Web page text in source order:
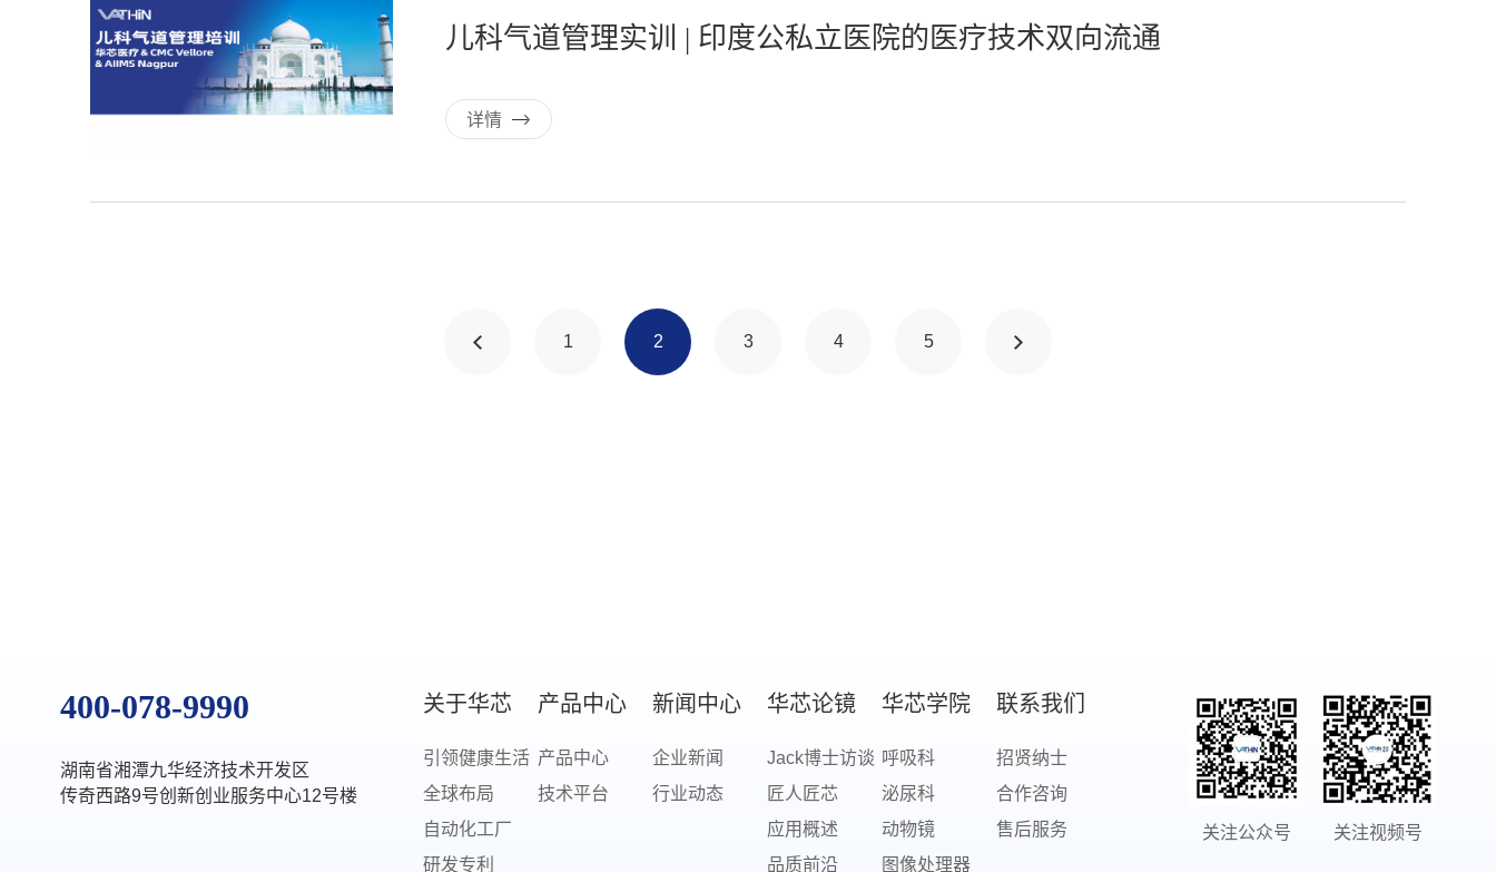
儿科气道管理实训 | 印度公私立医院的医疗技术双向流通
详情
1 2 3 4 5
400-078-9990
湖南省湘潭九华经济技术开发区
传奇西路9号创新创业服务中心12号楼
关于华芯
引领健康生活
全球布局
自动化工厂
研发专利
产品中心
产品中心
技术平台
新闻中心
企业新闻
行业动态
华芯论镜
Jack博士访谈
匠人匠芯
应用概述
品质前沿
华芯学院
呼吸科
泌尿科
动物镜
图像处理器
联系我们
招贤纳士
合作咨询
售后服务
关注公众号 关注视频号